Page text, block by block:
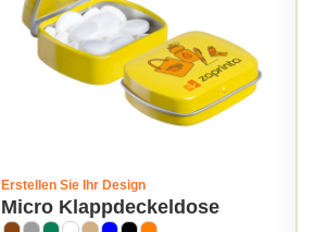
Erstellen Sie Ihr Design
Micro Klappdeckeldose